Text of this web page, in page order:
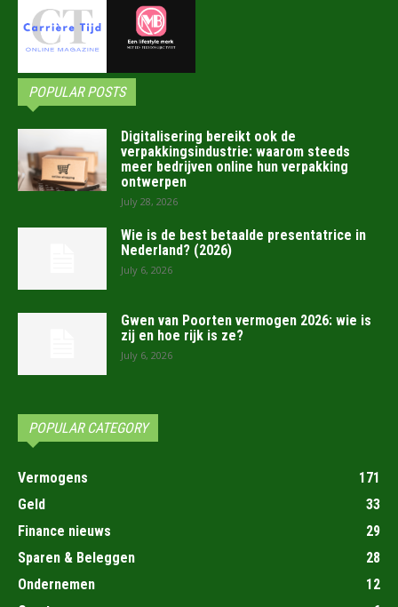
POPULAR POSTS
Digitalisering bereikt ook de
verpakkingsindustrie: waarom steeds
meer bedrijven online hun verpakking
ontwerpen
July 28, 2026
Wie is de best betaalde presentatrice in
Nederland? (2026)
July 6, 2026
Gwen van Poorten vermogen 2026: wie is
zij en hoe rijk is ze?
July 6, 2026
POPULAR CATEGORY
Vermogens
171
Geld
33
Finance nieuws
29
Sparen & Beleggen
28
Ondernemen
12